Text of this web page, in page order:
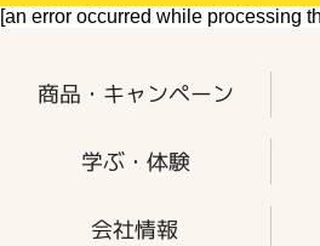
キャンペーン期間中に対
舗名・購入日時（配達日
格・購入商品名が記載さ
ト、またはCOOP共同購
細書兼請求書1枚で、1口
能です。
[an error occurred while processing
商品・キャンペーン
学ぶ・体験
会社情報